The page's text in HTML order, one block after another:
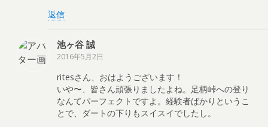
返信
池ヶ谷 誠
2016年5月2日
ritesさん、おはようございます！
いや〜、皆さん頑張りましたよね。足柄峠への登り
なんてパーフェクトですよ。経験者ばかりというこ
とで、ダートの下りもスイスイでしたし。